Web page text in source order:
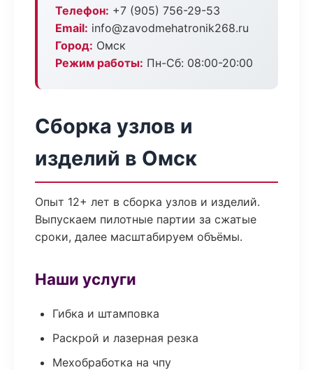
Телефон: +7 (905) 756-29-53
Email: info@zavodmehatronik268.ru
Город: Омск
Режим работы: Пн-Сб: 08:00-20:00
Сборка узлов и
изделий в Омск
Опыт 12+ лет в сборка узлов и изделий.
Выпускаем пилотные партии за сжатые
сроки, далее масштабируем объёмы.
Наши услуги
Гибка и штамповка
Раскрой и лазерная резка
Мехобработка на чпу